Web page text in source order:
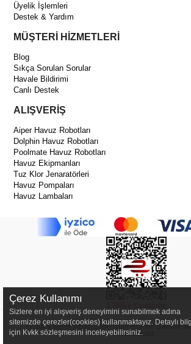
Üyelik İşlemleri
Destek & Yardım
MÜŞTERİ HİZMETLERİ
Blog
Sıkça Sorulan Sorular
Havale Bildirimi
Canlı Destek
ALIŞVERİŞ
Aiper Havuz Robotları
Dolphin Havuz Robotları
Poolmate Havuz Robotları
Havuz Ekipmanları
Tuz Klor Jenaratörleri
Havuz Pompaları
Havuz Lambaları
© 2024 trendcozum.com - Tüm Hakları Saklıdır.
Markasıdır.
Çerez Kullanımı
Sizlere en iyi alışveriş deneyimini sunabilmek adına
sitemizde çerezler(cookies) kullanmaktayız. Detaylı
için Kvkk sözleşmesini inceleyebilirsiniz.